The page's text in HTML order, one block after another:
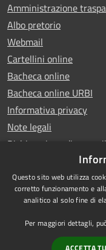
Amministrazione
Albo pretorio
Webmail
Cartellini online
Bacheca online
Bacheca online URBI
Informativa privacy
Note legali
Dichiarazione di
RSS
Accessibilità
Questo sito web utilizza
corretto funzionamento e
analitico al solo fine di
Per maggiori dettagli,